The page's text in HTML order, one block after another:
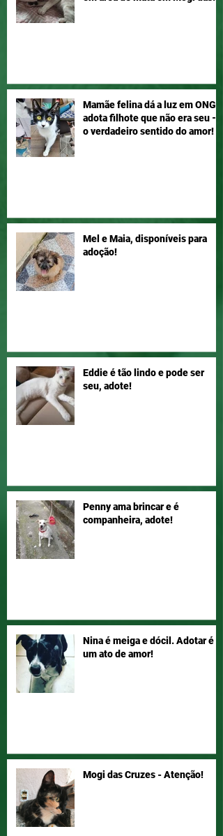
Mamãe felina dá a luz em ONG e
adota filhote que não era seu –
o verdadeiro sentido do amor!
Mel e Maia, disponíveis para
adoção!
Eddie é tão lindo e pode ser
seu, adote!
Penny ama brincar e é
companheira, adote!
Nina é meiga e dócil. Adotar é
um ato de amor!
Mogi das Cruzes - Atenção!